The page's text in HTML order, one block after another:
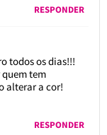
RESPONDER
todos os dias!!!
quem tem
alterar a cor!
RESPONDER